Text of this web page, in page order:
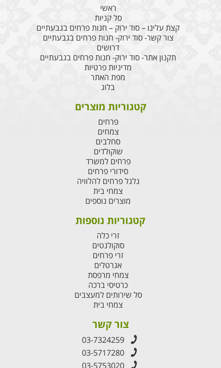
ראשי
סל קניות
קצת עלינו – סוד ירוק – חנות פרחים בגבעתיים
צור קשר- סוד ירוק- חנות פרחים בגבעתיים
דרושים
תקנון אתר- סוד ירוק- חנות פרחים בגבעתיים
מדיניות פרטיות
מפת האתר
בלוג
קטגוריות מוצרים
פרחים
צמחים
סחלבים
שוקולדים
פרחים למשרד
סידורי פרחים
גלגל פרחים להלוויה
צמחי בית
מוצרים נוספים
קטגוריות נוספות
זרי כלה
סוקולנטים
זרי פרחים
אגרטלים
צמחי מרפסת
כרטיסי ברכה
סל שירותים למעצבים
צמחי בית
צור קשר
03-7324259
03-5717280
03-5753020